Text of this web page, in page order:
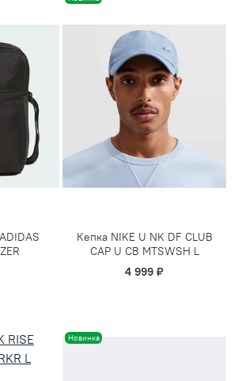
Кепка NIKE U NK DF CLUB
CAP U CB MTSWSH L
4 999 ₽
Новинка